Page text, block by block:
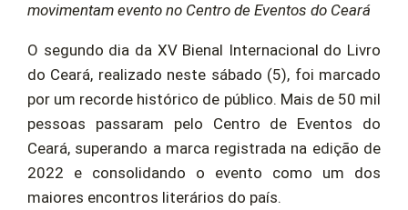
movimentam evento no Centro de Eventos do Ceará
O segundo dia da XV Bienal Internacional do Livro
do Ceará, realizado neste sábado (5), foi marcado
por um recorde histórico de público. Mais de 50 mil
pessoas passaram pelo Centro de Eventos do
Ceará, superando a marca registrada na edição de
2022 e consolidando o evento como um dos
maiores encontros literários do país.